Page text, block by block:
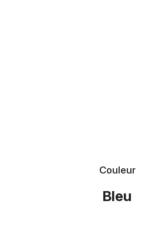
Couleur
Bleu